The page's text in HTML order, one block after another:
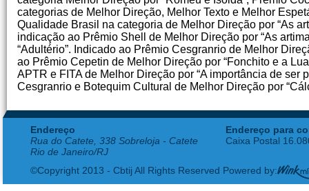
categorias de Melhor Direção, Melhor Texto e Melhor
Qualidade Brasil na categoria de Melhor Direção por “As
indicação ao Prêmio Shell de Melhor Direção por “As
“Adultério”. Indicado ao Prêmio Cesgranrio de Melhor
ao Prêmio Cepetin de Melhor Direção por “Fonchito e a
APTR e FITA de Melhor Direção por “A importância de ser
Cesgranrio e Botequim Cultural de Melhor Direção por
Endereço
Rua do Catete, 338 Sobreloja - Catete
Rio de Janeiro/RJ
Endereço para
Caixa Postal
©Copyright 2013 - Cbtij All Rights Reserved Powered by: